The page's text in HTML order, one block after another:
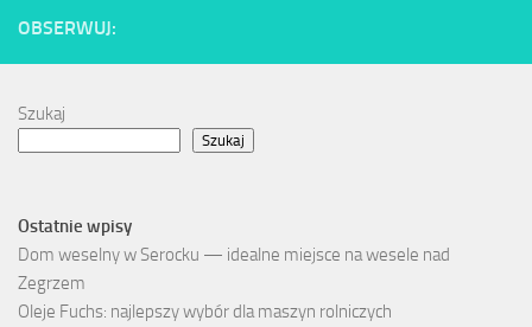
OBSERWUJ:
Szukaj
Szukaj
Ostatnie wpisy
Dom weselny w Serocku — idealne miejsce na wesele nad
Zegrzem
Oleje Fuchs: najlepszy wybór dla maszyn rolniczych